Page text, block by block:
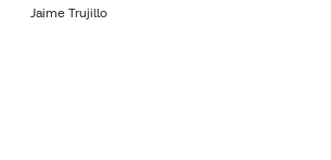
Jaime Trujillo